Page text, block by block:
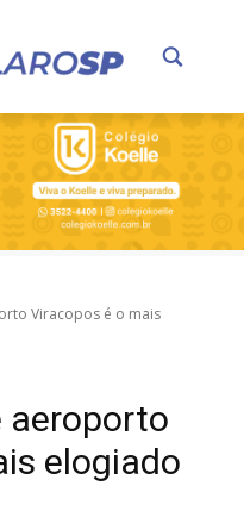
Viracopos é o mais
aeroporto
elogiado